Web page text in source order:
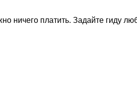
ничего платить. Задайте гиду